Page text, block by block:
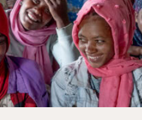
doneren via
de donatiepagina en
waar je aan wilt
biedt ook